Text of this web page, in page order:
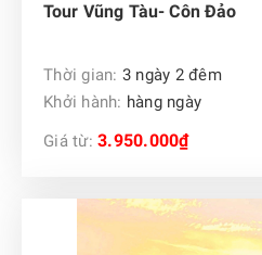
Tour Vũng Tàu- Côn Đảo
Thời gian: 3 ngày 2 đêm
Khởi hành: hàng ngày
Giá từ: 3.950.000₫